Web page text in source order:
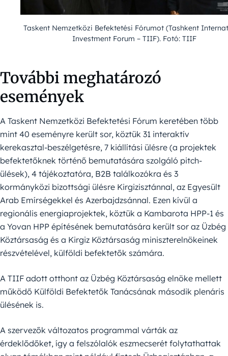
Taskent Nemzetközi Befektetési Fórumot (Tashkent
Investment Forum – TIIF). Fotó: TIIF
További meghatározó
események
A Taskent Nemzetközi Befektetési Fórum keretében több
mint 40 eseményre került sor, köztük 31 interaktív
kerekasztal-beszélgetésre, 7 kiállítási ülésre (a projektek
befektetőknek történő bemutatására szolgáló pitch-
ülések), 4 tájékoztatóra, B2B találkozókra és 3
kormányközi bizottsági ülésre Kirgizisztánnal, az Egyesült
Arab Emírségekkel és Azerbajdzsánnal. Ezen kívül a
regionális energiaprojektek, köztük a Kambarota HPP-1 és
a Yovan HPP építésének bemutatására került sor az Üzbég
Köztársaság és a Kirgiz Köztársaság miniszterelnökeinek
részvételével, külföldi befektetők számára.
A TIIF adott otthont az Üzbég Köztársaság elnöke mellett
működő Külföldi Befektetők Tanácsának második plenáris
ülésének is.
A szervezők változatos programmal várták az
érdeklődőket, így a felszólalók eszmecserét folytathattak